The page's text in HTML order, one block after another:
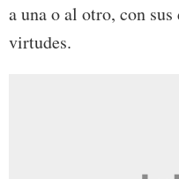
a una o al otro, con
virtudes.